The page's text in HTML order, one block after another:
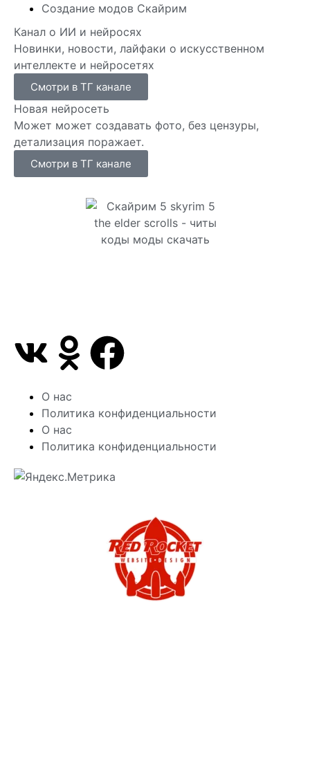
Создание модов Скайрим
Канал о ИИ и нейросях
Новинки, новости, лайфаки о искусственном
интеллекте и нейросетях
Смотри в ТГ канале
Новая нейросеть
Может может создавать фото, без цензуры,
детализация поражает.
Смотри в ТГ канале
О нас
Политика конфиденциальности
О нас
Политика конфиденциальности